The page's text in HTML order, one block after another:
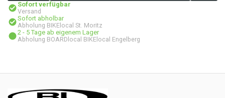
Sofort verfügbar
Versand
Sofort abholbar
Abholung BIKElocal St. Moritz
2 - 5 Tage ab eigenem Lager
Abholung BOARDlocal BIKElocal Engelberg